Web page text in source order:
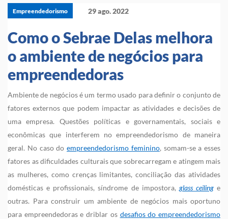
Empreendedorismo 29 ago. 2022
Como o Sebrae Delas melhora
o ambiente de negócios para
empreendedoras
Ambiente de negócios é um termo usado para definir o conjunto de
fatores externos que podem impactar as atividades e decisões de
uma empresa. Questões políticas e governamentais, sociais e
econômicas que interferem no empreendedorismo de maneira
geral. No caso do empreendedorismo feminino, somam-se a esses
fatores as dificuldades culturais que sobrecarregam e atingem mais
as mulheres, como crenças limitantes, conciliação das atividades
domésticas e profissionais, síndrome de impostora, glass ceilinge
outras. Para construir um ambiente de negócios mais oportuno
para empreendedoras e driblar os desafios do empreendedorismo